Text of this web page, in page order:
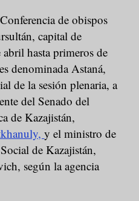
de obispos
capital de
hasta primeros de
denominada Astaná,
de la sesión plenaria, a
del Senado del
de Kazajistán,
y el ministro de
de Kazajistán,
según la agencia